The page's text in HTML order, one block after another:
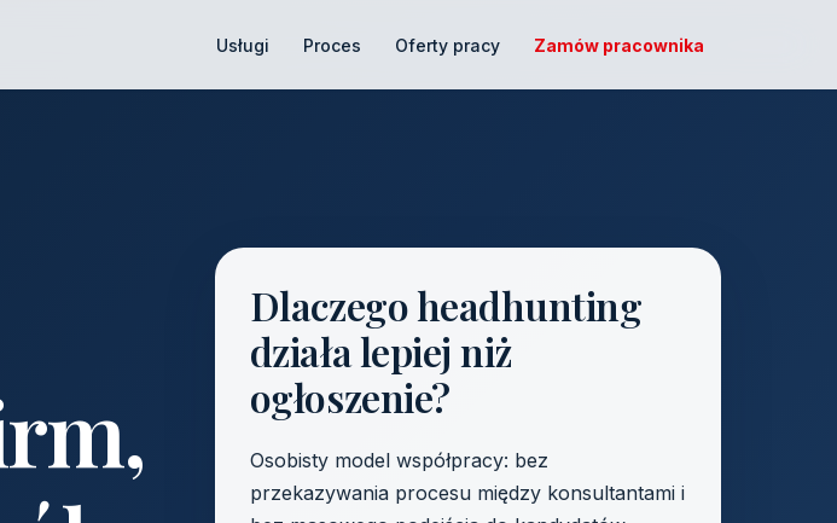
Usługi Proces Oferty pracy Zamów pracownika
Dlaczego headhunting
działa lepiej niż
ogłoszenie?
Osobisty model współpracy: bez
przekazywania procesu między konsultantami i